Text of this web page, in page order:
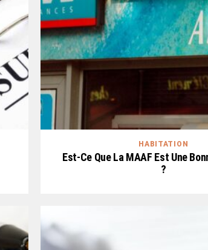
HABITATION
Est-Ce Que La MAAF Est Une
?